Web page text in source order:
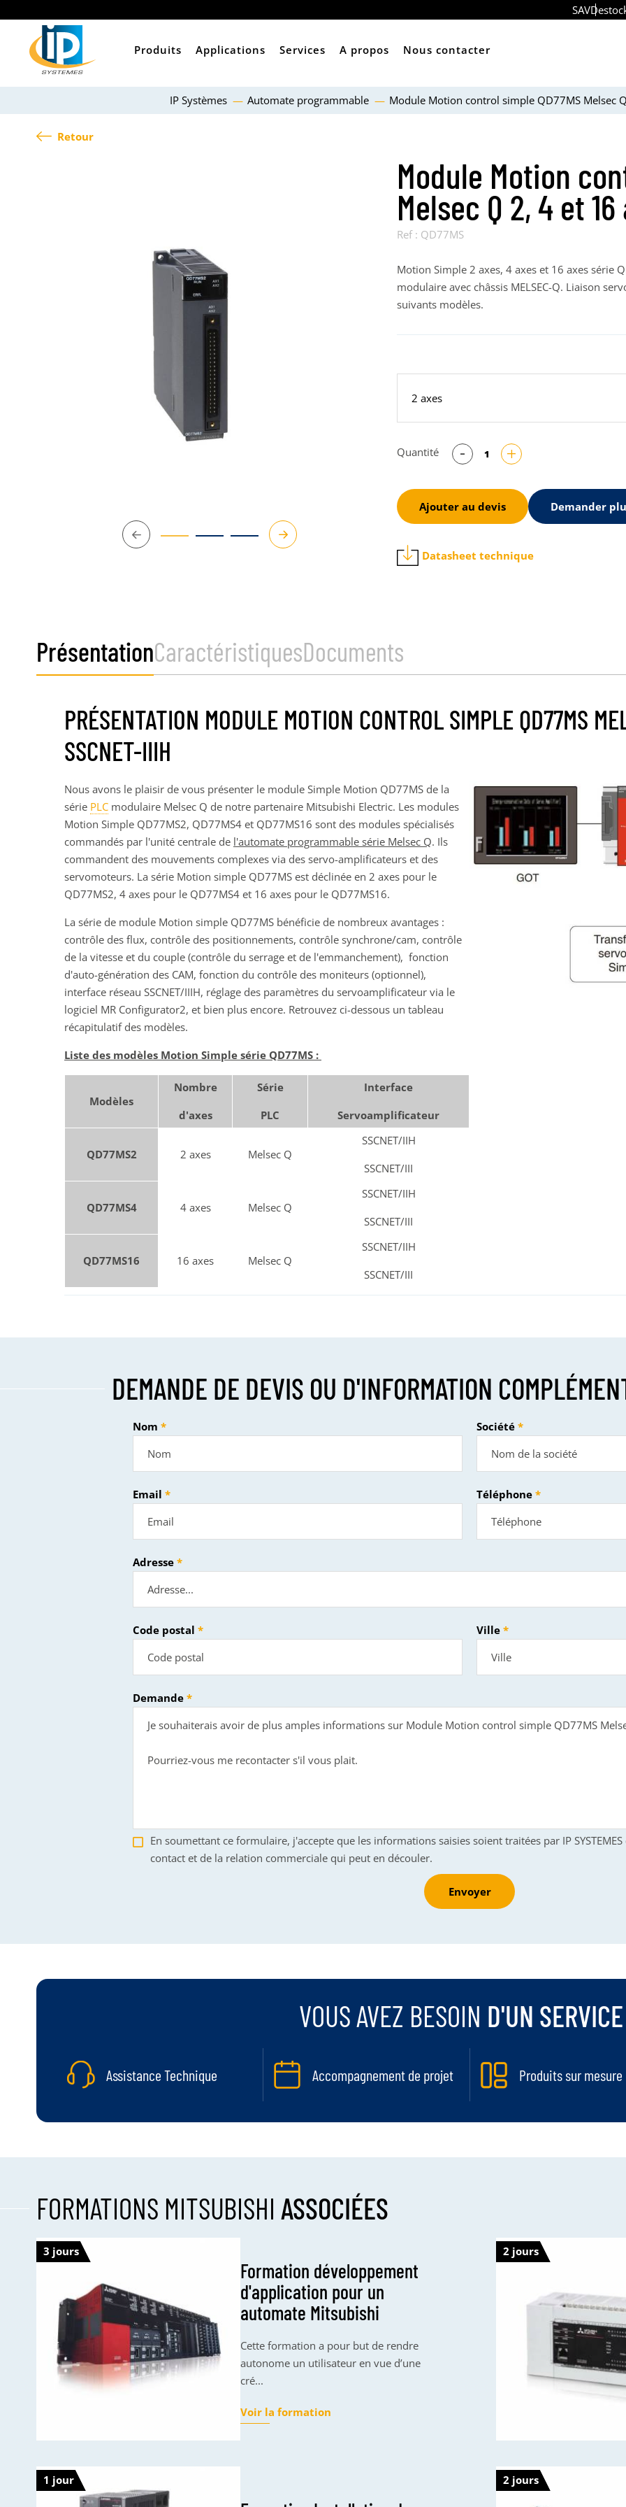
SAV
Produits Applications Services A propos Nous contacter
IP Systèmes Automate programmable Module Motion control simple QD77MS Melsec
Retour
Précédent Suivant
Module Motion
Melsec Q 2, 4 et
Ref : QD77MS
Motion Simple 2 axes, 4 axes et 16 axes série
modulaire avec châssis MELSEC-Q. Liaison
suivants modèles.
2 axes
Quantité
Ajouter au devis Demander
Datasheet technique
Présentation
PRÉSENTATION MODULE MOTION CONTROL SIMPLE QD77MS
SSCNET-IIIH
Nous avons le plaisir de vous présenter le module Simple Motion QD77MS de la
série PLC modulaire Melsec Q de notre partenaire Mitsubishi Electric. Les modules
Motion Simple QD77MS2, QD77MS4 et QD77MS16 sont des modules spécialisés
commandés par l'unité centrale de l'automate programmable série Melsec Q. Ils
commandent des mouvements complexes via des servo-amplificateurs et des
servomoteurs. La série Motion simple QD77MS est déclinée en 2 axes pour le
QD77MS2, 4 axes pour le QD77MS4 et 16 axes pour le QD77MS16.
La série de module Motion simple QD77MS bénéficie de nombreux avantages :
contrôle des flux, contrôle des positionnements, contrôle synchrone/cam, contrôle
de la vitesse et du couple (contrôle du serrage et de l'emmanchement), fonction
d'auto-génération des CAM, fonction du contrôle des moniteurs (optionnel),
interface réseau SSCNET/IIIH, réglage des paramètres du servoamplificateur via le
logiciel MR Configurator2, et bien plus encore. Retrouvez ci-dessous un tableau
récapitulatif des modèles.
Liste des modèles Motion Simple série QD77MS :
Modèles
Nombre
d'axes
Série
PLC
Interface
Servoamplificateur
QD77MS2 2 axes Melsec Q
SSCNET/IIH
SSCNET/III
QD77MS4 4 axes Melsec Q
SSCNET/IIH
SSCNET/III
QD77MS16 16 axes Melsec Q
SSCNET/IIH
SSCNET/III
CaractéristiquesDocuments
DEMANDE DE DEVIS OU D'INFORMATION
Nom Société
Email Téléphone
Adresse
Code postal Ville
Demande
En soumettant ce formulaire, j'accepte que les informations saisies soient traitées par IP
contact et de la relation commerciale qui peut en découler.
Envoyer
VOUS AVEZ BESOIN D'UN
Assistance Technique Accompagnement de projet Produits sur mesure
FORMATIONS MITSUBISHI ASSOCIÉES
3 jours
Formation développement
d'application pour un
automate Mitsubishi
Cette formation a pour but de rendre
autonome un utilisateur en vue d’une
cré...
Voir la formation
2 jours
1 jour 2 jours